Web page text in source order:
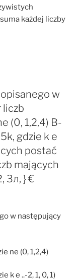
każdej liczby
w
liczb
(0, 1,2,4) B-
gdzie k e
postać
mających
3л, } €
w następujący
ne (0, 1,2,4)
k e ..-2, 1, 0, 1)